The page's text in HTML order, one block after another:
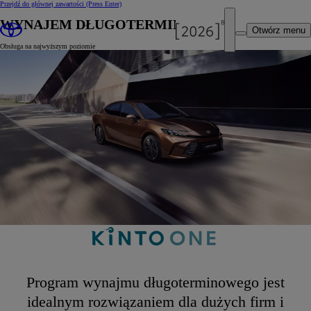
Przejdź do głównej zawartości (Press Enter)
Otwórz menu
WYNAJEM DŁUGOTERMINOWY
Obsługa na najwyższym poziomie
Program wynajmu długoterminowego jest
idealnym rozwiązaniem dla dużych firm i